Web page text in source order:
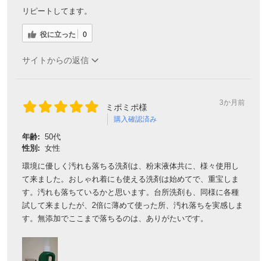
リピートしてます。
役に立った 0
サイトからの返信
ミポミポ様
購入確認済み
3か月前
年齢: 50代
性別: 女性
環境に優しく汚れも落ちる洗剤は、粉末液体共に、様々使用し
て来ました。おしゃれ着にも使える洗剤は始めてで、重宝しま
す。汚れも落ちているかと思います。台所洗剤も、同様に各種
試して来ましたが、2倍に薄めて使った所、汚れ落ちを実感しま
す。無添加でここまで落ちるのは、ありがたいです。